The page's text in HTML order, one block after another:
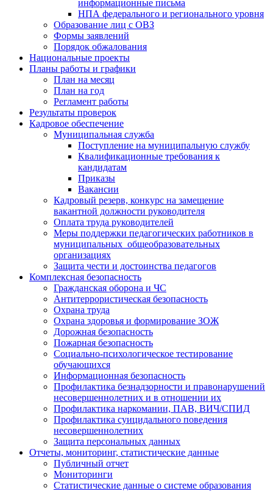
информационные письма
НПА федерального и регионального уровня
Образование лиц с ОВЗ
Формы заявлений
Порядок обжалования
Национальные проекты
Планы работы и графики
План на месяц
План на год
Регламент работы
Результаты проверок
Кадровое обеспечение
Муниципальная служба
Поступление на муниципальную службу
Квалификационные требования к
кандидатам
Приказы
Вакансии
Кадровый резерв, конкурс на замещение
вакантной должности руководителя
Оплата труда руководителей
Меры поддержки педагогических работников в
муниципальных общеобразовательных
организациях
Защита чести и достоинства педагогов
Комплексная безопасность
Гражданская оборона и ЧС
Антитеррористическая безопасность
Охрана труда
Охрана здоровья и формирование ЗОЖ
Дорожная безопасность
Пожарная безопасность
Социально-психологическое тестирование
обучающихся
Информационная безопасность
Профилактика безнадзорности и правонарушений
несовершеннолетних и в отношении их
Профилактика наркомании, ПАВ, ВИЧ/СПИД
Профилактика суицидального поведения
несовершеннолетних
Защита персональных данных
Отчеты, мониторинг, статистические данные
Публичный отчет
Мониторинги
Статистические данные о системе образования